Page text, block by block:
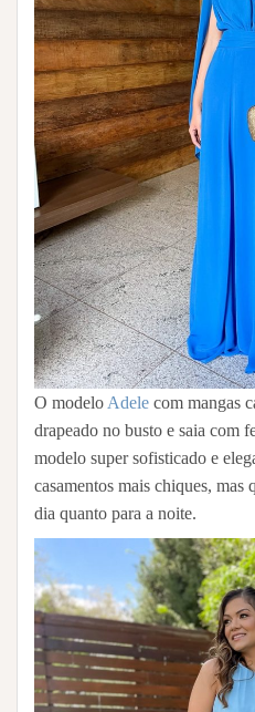
O modelo Adele com mangas
drapeado no busto e saia com
modelo super sofisticado e
casamentos mais chiques,
dia quanto para a noite.